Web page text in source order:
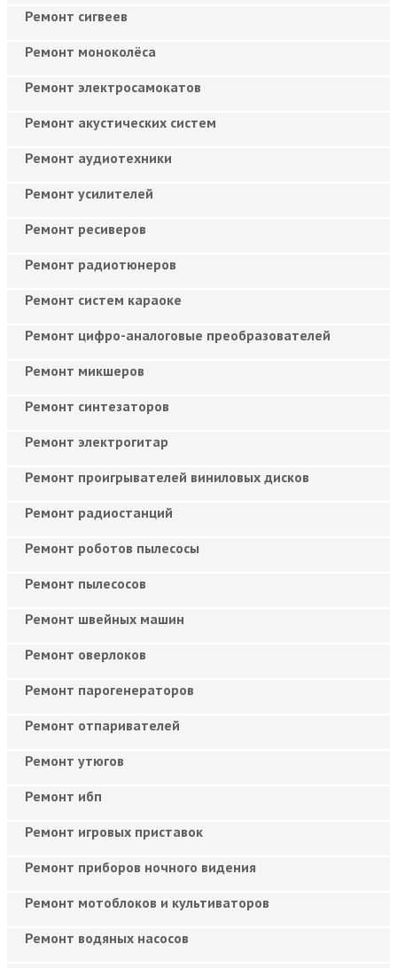
Ремонт сигвеев
Ремонт моноколёса
Ремонт электросамокатов
Ремонт акустических систем
Ремонт аудиотехники
Ремонт усилителей
Ремонт ресиверов
Ремонт радиотюнеров
Ремонт систем караоке
Ремонт цифро-аналоговые преобразователей
Ремонт микшеров
Ремонт синтезаторов
Ремонт электрогитар
Ремонт проигрывателей виниловых дисков
Ремонт радиостанций
Ремонт роботов пылесосы
Ремонт пылесосов
Ремонт швейных машин
Ремонт оверлоков
Ремонт парогенераторов
Ремонт отпаривателей
Ремонт утюгов
Ремонт ибп
Ремонт игровых приставок
Ремонт приборов ночного видения
Ремонт мотоблоков и культиваторов
Ремонт водяных насосов